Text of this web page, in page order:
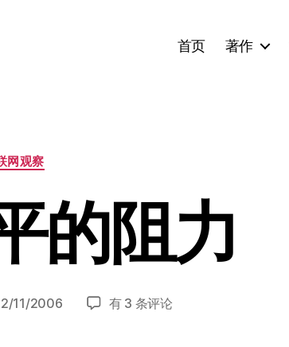
首页 著作
分
类
网观察
的阻力
11/2006
世
有 3 条评论